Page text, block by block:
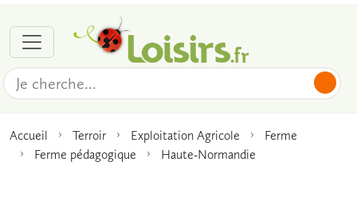
Accueil Terroir Exploitation Agricole
Ferme
Ferme pédagogique
Haute-Normandie